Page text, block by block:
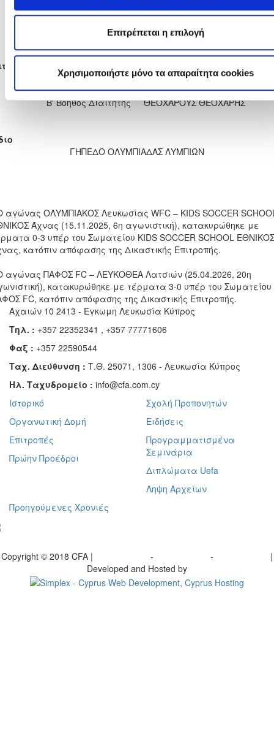
Επιτρέπεται η επιλογή
Χρησιμοποιήστε μόνο τα απαραίτητα cookies
45' ΧΡΥΣΤΑΛΛΑ ΓΡΙΒΑ
ΑΝΤΩΝΙΑ ΑΔΑΜΟΥ 72'
ΜΑΡΙΑ ΚΑΤΣΙΑΡΗ
Διαιτητής
ΑΝΔΡΕΟΥ ΑΝΘΙΜΟΣ
Α' Βοηθός Διαιτητής
ΕΥΑΓΟΡΟΥ ΜΑΡΙΟΣ
Β' Βοηθός Διαιτητής
ΘΕΟΧΑΡΟΥΣ ΘΕΟΧΑΡΗΣ
ΓΗΠΕΔΟ ΟΛΥΜΠΙΑΔΑΣ ΛΥΜΠΙΩΝ
αγώνας ΟΛΥΜΠΙΑΚΟΣ Λευκωσίας WFC – KIDS SOCCER
Άχνας (15.11.2025, 6η αγωνιστική), κατακυρώθηκε με
0-3 υπέρ του Σωματείου KIDS SOCCER SCHOOL ΕΘΝΙΚΟΣ
κατόπιν απόφασης της Δικαστικής Επιτροπής.
αγώνας ΠΑΦΟΣ FC – ΛΕΥΚΟΘΕΑ Λατσιών (25.04.2026, 20η
κατακυρώθηκε με τέρματα 3-0 υπέρ του Σωματείου
FC, κατόπιν απόφασης της Δικαστικής Επιτροπής.
Αχαιών 10 2413 - Έγκωμη Λευκωσία Κύπρος
Τηλ. : +357 22352341 , +357 77771606
Φαξ : +357 22590544
Ταχ. Διεύθυνση : Τ.Θ. 25071, 1306 - Λευκωσία Κύπρος
Ηλ. Ταχυδρομείο : info@cfa.com.cy
Ιστορικό
Οργανωτική Δομή
Επιτροπές
Πρώην Προέδροι
Σχολή Προπονητών
Ειδήσεις
Προγραμματισμένα
Σεμινάρια
Διπλώματα Uefa
Ληψη Αρχείων
Προηγούμενες Χρονιές
Copyright © 2018 CFA | - -
|
Developed and Hosted by